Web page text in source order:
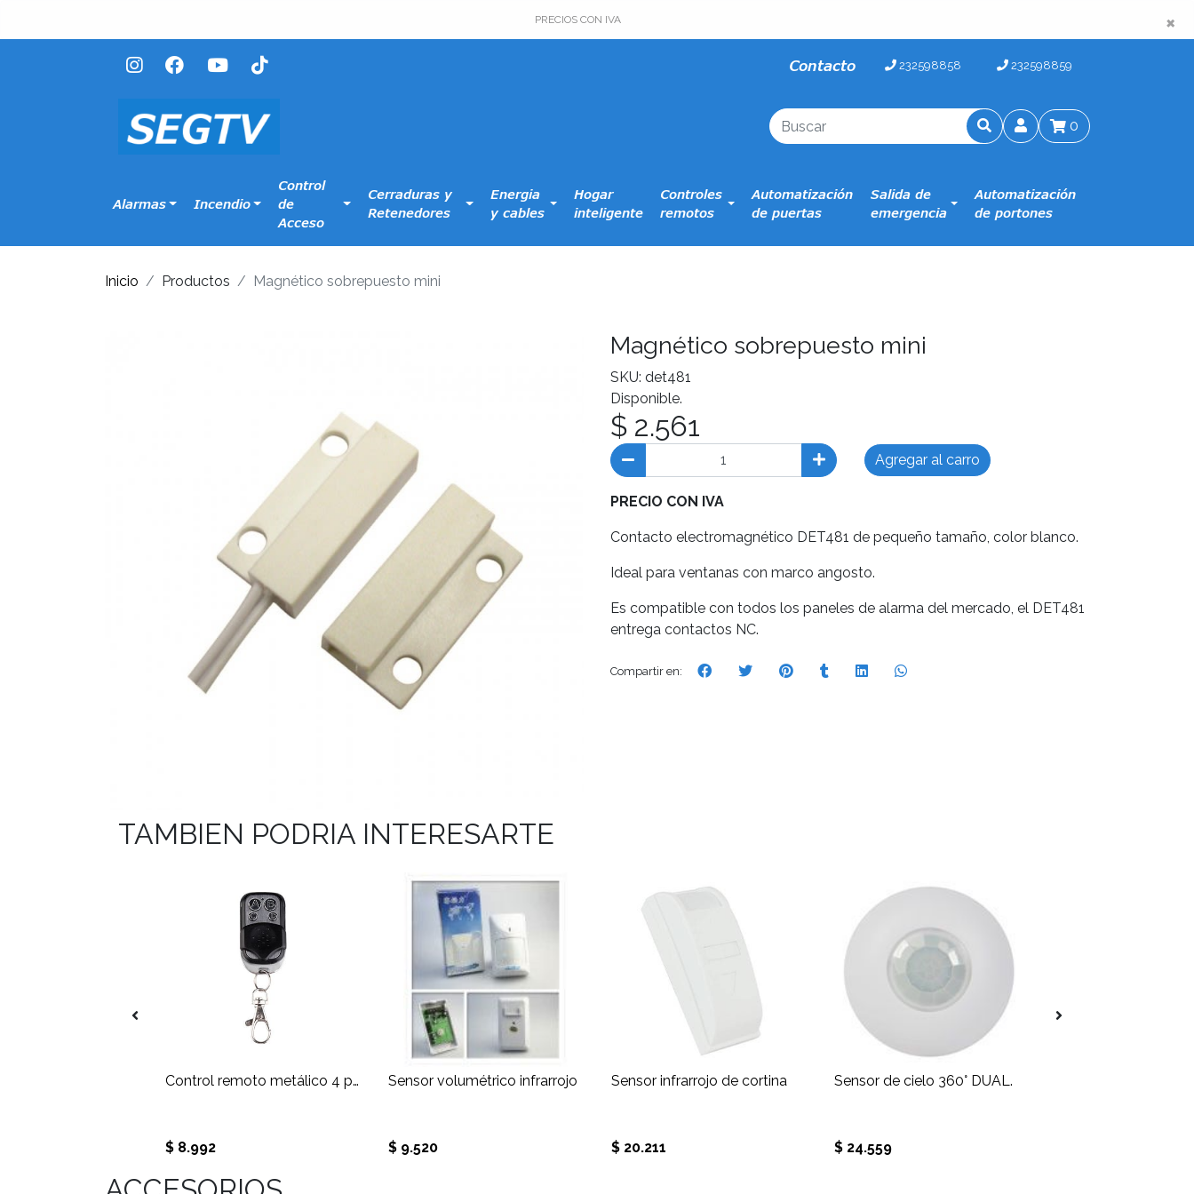
PRECIOS CON IVA ×
×
Contacto 232598858 232598859
0
Alarmas Incendio
Control
de
Acceso
Cerraduras y
Retenedores
Energia
y cables
Hogar
inteligente
Controles
remotos
Automatización
de puertas
Salida de
emergencia
Automatización
de portones
Inicio Productos Magnético sobrepuesto mini
Magnético sobrepuesto mini
SKU: det481
Disponible.
$ 2.561
Agregar al carro
PRECIO CON IVA
Contacto electromagnético DET481 de pequeño tamaño, color blanco.
Ideal para ventanas con marco angosto.
Es compatible con todos los paneles de alarma del mercado, el DET481
entrega contactos NC.
Compartir en:
TAMBIEN PODRIA INTERESARTE
Control remoto metálico 4 pulsadores compatible con centrales GSM 433M
$ 8.992
Sensor volumétrico infrarrojo
$ 9.520
Sensor infrarrojo de cortina
$ 20.211
Sensor de cielo 360° DUAL.
$ 24.559